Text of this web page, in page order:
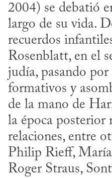
2004) se debatió
largo de su vida.
recuerdos
Rosenblatt, en el
judía, pasando por
formativos y
de la mano de
la época posterior
relaciones, entre
Philip Rieff,
Roger Straus,